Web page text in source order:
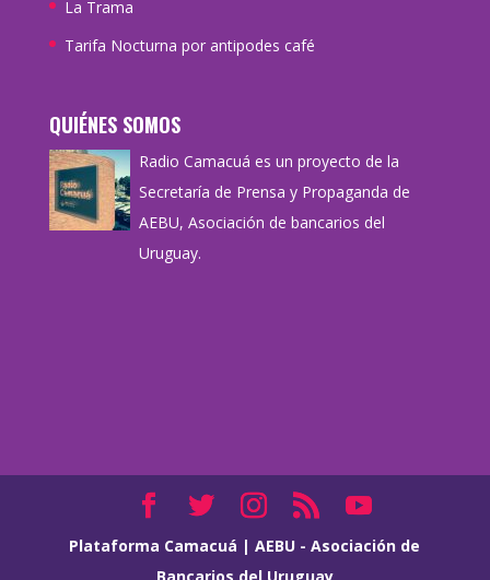
La Trama
Tarifa Nocturna por antipodes café
QUIÉNES SOMOS
Radio Camacuá es un proyecto de la
Secretaría de Prensa y Propaganda de
AEBU, Asociación de bancarios del
Uruguay.
Plataforma Camacuá |AEBU - Asociación de